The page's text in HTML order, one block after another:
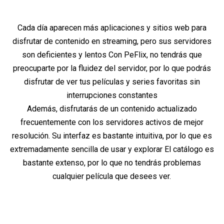
Cada día aparecen más aplicaciones y sitios web para
disfrutar de contenido en streaming, pero sus servidores
son deficientes y lentos Con PeFlix, no tendrás que
preocuparte por la fluidez del servidor, por lo que podrás
disfrutar de ver tus películas y series favoritas sin
interrupciones constantes
Además, disfrutarás de un contenido actualizado
frecuentemente con los servidores activos de mejor
resolución. Su interfaz es bastante intuitiva, por lo que es
extremadamente sencilla de usar y explorar El catálogo es
bastante extenso, por lo que no tendrás problemas
cualquier película que desees ver.